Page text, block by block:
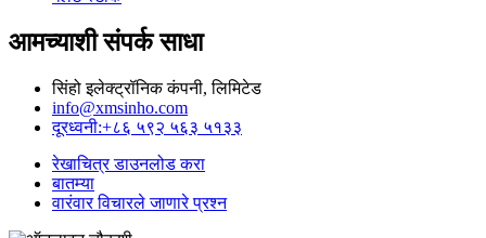
आमच्याशी संपर्क साधा
सिंहो इलेक्ट्रॉनिक कंपनी, लिमिटेड
info@xmsinho.com
दूरध्वनी:+८६ ५९२ ५६३ ५१३३
रेखाचित्र डाउनलोड करा
बातम्या
वारंवार विचारले जाणारे प्रश्न